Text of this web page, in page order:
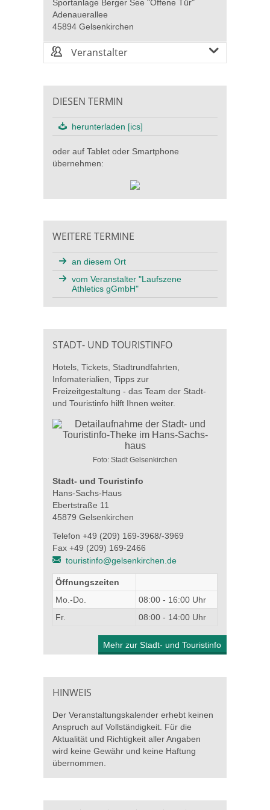
Sportanlage Berger See "Offene Tür"
Adenauerallee
45894 Gelsenkirchen
Veranstalter
DIESEN TERMIN
herunterladen [ics]
oder auf Tablet oder Smartphone
übernehmen:
WEITERE TERMINE
an diesem Ort
vom Veranstalter "Laufszene
Athletics gGmbH"
STADT- UND TOURISTINFO
Hotels, Tickets, Stadtrundfahrten,
Infomaterialien, Tipps zur
Freizeitgestaltung - das Team der Stadt-
und Touristinfo hilft Ihnen weiter.
Foto: Stadt Gelsenkirchen
Stadt- und Touristinfo
Hans-Sachs-Haus
Ebertstraße 11
45879 Gelsenkirchen
Telefon +49 (209) 169-3968/-3969
Fax +49 (209) 169-2466
touristinfo@gelsenkirchen.de
Öffnungszeiten
Mo.-Do.
08:00 - 16:00 Uhr
Fr.
08:00 - 14:00 Uhr
Mehr zur Stadt- und Touristinfo
HINWEIS
Der Veranstaltungskalender erhebt keinen
Anspruch auf Vollständigkeit. Für die
Aktualität und Richtigkeit aller Angaben
wird keine Gewähr und keine Haftung
übernommen.